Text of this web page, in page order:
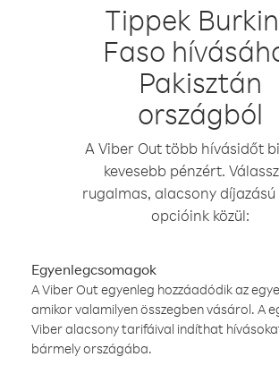
Tippek
Faso
Pakisztán
országból
A Viber Out több hívásidőt
kevesebb pénzért.
rugalmas, alacsony díjazású
opcióink közül:
Egyenlegcsomagok
A Viber Out egyenleg hozzáadódik az
amikor valamilyen összegben vásárol. A
Viber alacsony tarifáival indíthat
bármely országába.